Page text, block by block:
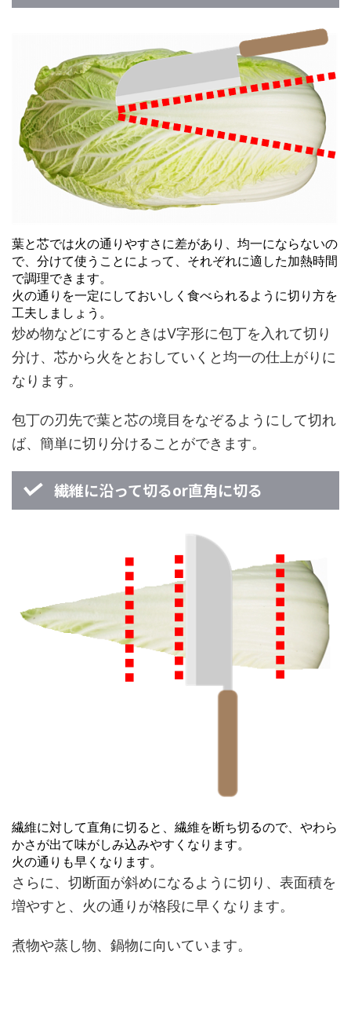
葉と芯では火の通りやすさに差があり、均一にならないの
で、分けて使うことによって、それぞれに適した加熱時間
で調理できます。
火の通りを一定にしておいしく食べられるように切り方を
工夫しましょう。
炒め物などにするときはV字形に包丁を入れて切り
分け、芯から火をとおしていくと均一の仕上がりに
なります。
包丁の刃先で葉と芯の境目をなぞるようにして切れ
ば、簡単に切り分けることができます。
繊維に沿って切るor直角に切る
繊維に対して直角に切ると、繊維を断ち切るので、やわら
かさが出て味がしみ込みやすくなります。
火の通りも早くなります。
さらに、切断面が斜めになるように切り、表面積を
増やすと、火の通りが格段に早くなります。
煮物や蒸し物、鍋物に向いています。